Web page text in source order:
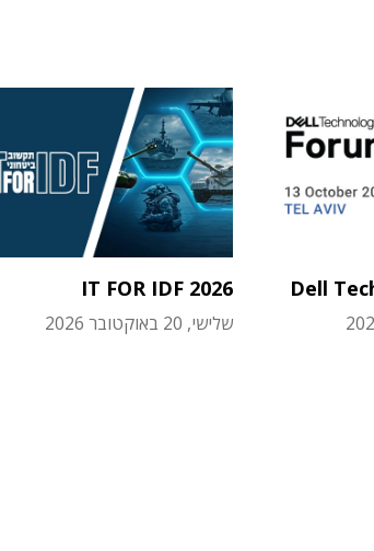
Dell
IT FOR IDF 2026
שלישי, 20 באוקטובר 2026